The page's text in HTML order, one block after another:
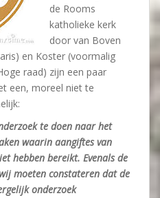
de Rooms
katholieke kerk
door van Boven
en Koster (voormalig
raad) zijn een paar
een, moreel niet te
te doen naar het
waarin aangiftes van
hebben bereikt. Evenals de
moeten constateren dat de
onderzoek